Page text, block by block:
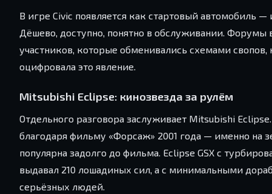
В игре Civic появляется как стартовый автомобиль
Дёшево, доступно, понятно в обслуживании. Форумы
участников, которые обменивались схемами
оцифровала это явление.
Mitsubishi Eclipse: кинозвезда за рулём
Отдельного разговора заслуживает Mitsubishi
благодаря фильму «Форсаж» 2001 года — именно на
популярна задолго до фильма. Eclipse GSX с
выдавал 210 лошадиных сил, а с минимальными
серьёзных людей.